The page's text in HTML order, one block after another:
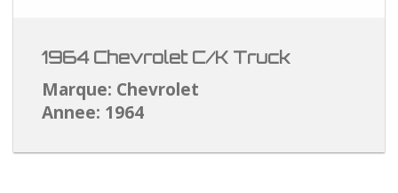
1964 Chevrolet C/K Truck
Marque: Chevrolet
Annee: 1964